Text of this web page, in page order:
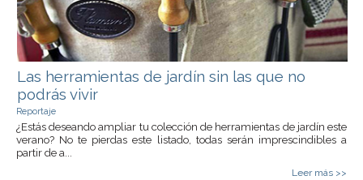
Las herramientas de jardín sin las que no
podrás vivir
Reportaje
¿Estás deseando ampliar tu colección de herramientas de jardín este
verano? No te pierdas este listado, todas serán imprescindibles a
partir de a...
Leer más >>